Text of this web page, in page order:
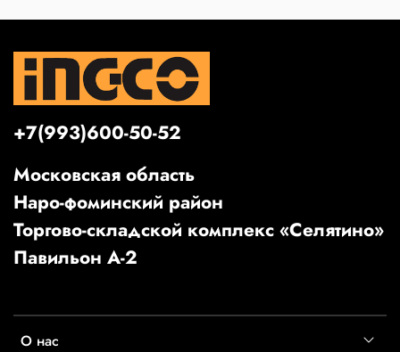
О нас
+7(993)600-50-52
Московская область
Наро-фоминский район
Торгово-складской комплекс «Селятино»
Павильон А-2